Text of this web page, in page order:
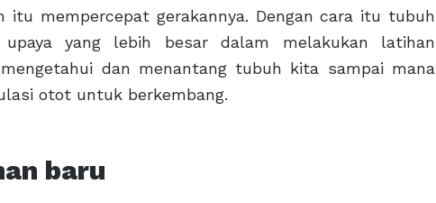
mempercepat gerakannya. Dengan cara itu tubuh
yang lebih besar dalam melakukan latihan
dan menantang tubuh kita sampai mana
otot untuk berkembang.
baru